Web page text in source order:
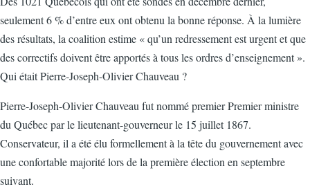
seulement 6 % d’entre eux ont obtenu la bonne réponse. À la lumière
des résultats, la coalition estime « qu’un redressement est urgent et que
des correctifs doivent être apportés à tous les ordres d’enseignement ».
Qui était Pierre-Joseph-Olivier Chauveau ?
Pierre-Joseph-Olivier Chauveau fut nommé premier Premier ministre
du Québec par le lieutenant-gouverneur le 15 juillet 1867.
Conservateur, il a été élu formellement à la tête du gouvernement avec
une confortable majorité lors de la première élection en septembre
suivant.